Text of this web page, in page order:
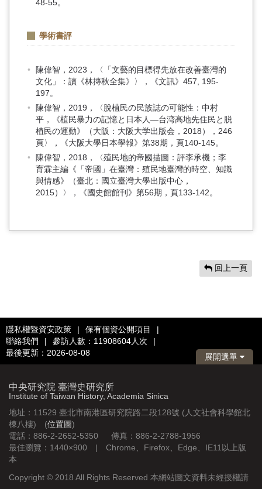
48-55。
學術書評
陳偉智，2023，〈「文藝的目標得先放在改善臺灣的
文化」：讀《林摶秋全集》〉，《文訊》457, 195-
197。
陳偉智，2019，〈脫植民の民族誌の可能性：中村
平，《植民暴力の記憶と日本人―台湾高地先住民と脱
植民の運動》（大阪：大阪大学出版会，2018），246
頁〉，《大阪大學日本學報》第38期，頁140-145。
陳偉智，2018，〈殖民地的帝國描圖：評李承機；李
育霖主編《「帝國」在臺灣：殖民地臺灣的時空、知識
與情感》（臺北：國立臺灣大學出版中心，
2015）〉，《國史館館刊》第56期，頁133-142。
回上一頁
隱私權暨資安政策 | 保有個資公開項目
|
聯絡我們
| 參訪人數：11908604人次
|
最後更新：2026-08-08
展開選單
中央研究院 臺灣史研究所
Institute of Taiwan History, Academia Sinica
地址：11529 臺北市南港區研究院路二段128號 (人文社會科學館北
棟八樓) (位置圖)
電話：886-2-2652-5350 傳真：886-2-2788-1956
最佳瀏覽：1440×900 | Chrome、Firefox、Edge、IE11以上版
本
Copyright © 2018 All Rights Reserved 本網站圖文資料未經授權請